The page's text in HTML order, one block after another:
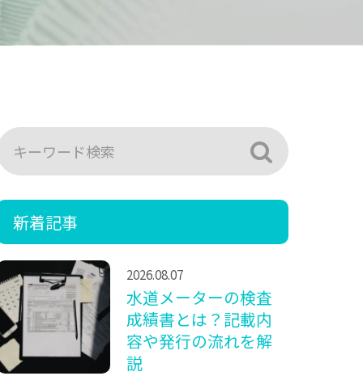
新着記事
2026.08.07
水道メーターの検査
成績書とは？記載内
容や発行の流れを解
説